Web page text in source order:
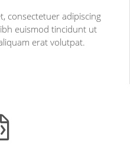
consectetuer adipiscing
euismod tincidunt ut
erat volutpat.